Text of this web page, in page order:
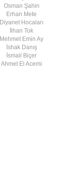
Osman Şahin
Erhan Mete
Diyanet Hocaları
İlhan Tok
Mehmet Emin Ay
İshak Danış
İsmail Biçer
Ahmet El Acemi